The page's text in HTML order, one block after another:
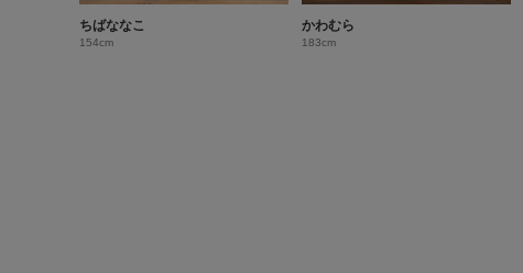
ちばななこ
154cm
かわむら
183cm